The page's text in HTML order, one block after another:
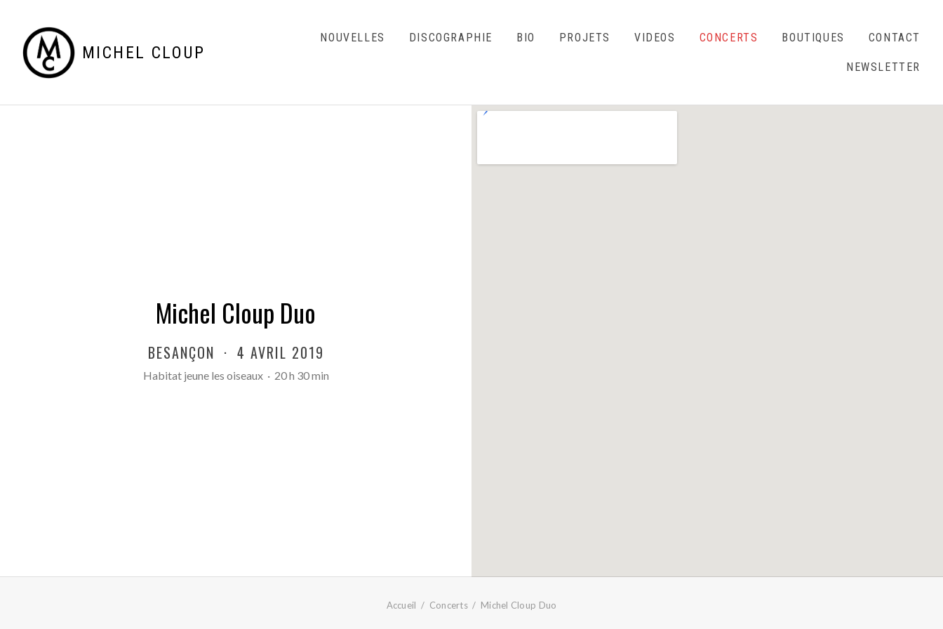
MICHEL CLOUP
NOUVELLES DISCOGRAPHIE BIO PROJETS VIDEOS CONCERTS BOUTIQUES CONTACT
NEWSLETTER
Michel Cloup Duo
BESANÇON · 4 AVRIL 2019
Habitat jeune les oiseaux · 20 h 30 min
Accueil Concerts Michel Cloup Duo